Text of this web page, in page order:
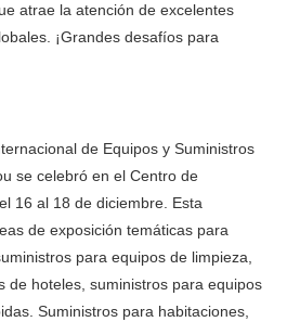
atrae la atención de excelentes
¡Grandes desafíos para
de Equipos y Suministros
se celebró en el Centro de
16 al 18 de diciembre. Esta
de exposición temáticas para
para equipos de limpieza,
de hoteles, suministros para equipos
Suministros para habitaciones,